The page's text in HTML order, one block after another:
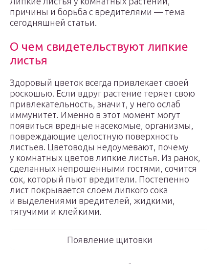
причины и борьба с вредителями — тема
сегодняшней статьи.
О чем свидетельствуют липкие
листья
Здоровый цветок всегда привлекает своей
роскошью. Если вдруг растение теряет свою
привлекательность, значит, у него ослаб
иммунитет. Именно в этот момент могут
появиться вредные насекомые, организмы,
повреждающие целостную поверхность
листьев. Цветоводы недоумевают, почему
у комнатных цветов липкие листья. Из ранок,
сделанных непрошенными гостями, сочится
сок, который пьют вредители. Постепенно
лист покрывается слоем липкого сока
и выделениями вредителей, жидкими,
тягучими и клейкими.
Появление щитовки